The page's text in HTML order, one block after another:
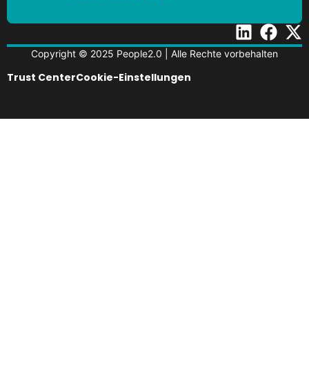
Copyright © 2025 People2.0 | Alle Rechte vorbehalten
Trust CenterCookie-Einstellungen